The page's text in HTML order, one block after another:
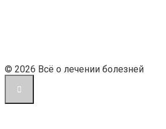
© 2026 Всё о лечении болезней